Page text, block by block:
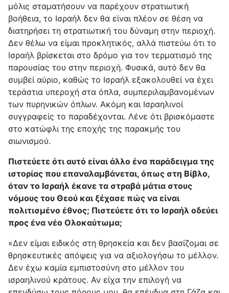
μόλις σταματήσουν να παρέχουν στρατιωτική
βοήθεια, το Ισραήλ δεν θα είναι πλέον σε θέση να
διατηρήσει τη στρατιωτική του δύναμη στην περιοχή.
Δεν θέλω να είμαι προκλητικός, αλλά πιστεύω ότι το
Ισραήλ βρίσκεται στο δρόμο για τον τερματισμό της
παρουσίας του στην περιοχή. Φυσικά, αυτό δεν θα
συμβεί αύριο, καθώς το Ισραήλ εξακολουθεί να έχει
τεράστια υπεροχή στα όπλα, συμπεριλαμβανομένων
των πυρηνικών όπλων. Ακόμη και Ισραηλινοί
συγγραφείς το παραδέχονται. Λένε ότι βρισκόμαστε
στο κατώφλι της εποχής της παρακμής του
σιωνισμού.
Πιστεύετε ότι αυτό είναι άλλο ένα παράδειγμα της
ιστορίας που επαναλαμβάνεται, όπως στη Βίβλο,
όταν το Ισραήλ έκανε τα στραβά μάτια στους
νόμους του Θεού και ξέχασε πώς να είναι
πολιτισμένο έθνος; Πιστεύετε ότι το Ισραήλ οδεύει
προς ένα νέο Ολοκαύτωμα;
«Δεν είμαι ειδικός στη θρησκεία και δεν βασίζομαι σε
θρησκευτικές απόψεις για να αξιολογήσω το μέλλον.
Δεν έχω καμία εμπιστοσύνη στο μέλλον του
ισραηλινού κράτους. Αν είχα την επιλογή να